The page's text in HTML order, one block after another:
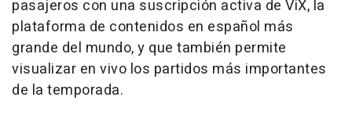
pasajeros con una suscripción activa de ViX, la
plataforma de contenidos en español más
grande del mundo, y que también permite
visualizar en vivo los partidos más importantes
de la temporada.